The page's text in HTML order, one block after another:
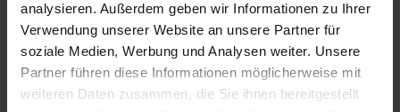
analysieren. Außerdem geben wir Informationen zu Ihrer
Verwendung unserer Website an unsere Partner für
soziale Medien, Werbung und Analysen weiter. Unsere
Partner führen diese Informationen möglicherweise mit
weiteren Daten zusammen, die Sie ihnen bereitgestellt
Schneller Versand
Über 3000 Produkte auf Lager